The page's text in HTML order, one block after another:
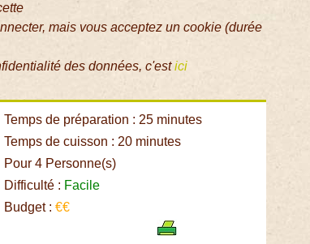
mais vous acceptez un cookie (durée
des données, c'estici
Temps de préparation : 25 minutes
Temps de cuisson : 20 minutes
Pour 4 Personne(s)
Difficulté : Facile
Budget :€€